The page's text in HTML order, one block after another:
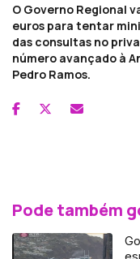
O Governo Regional
euros para tentar
das consultas no
número avançado à
Pedro Ramos.
Pode também